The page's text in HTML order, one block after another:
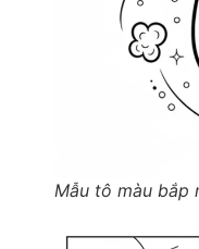
Mẫu tô màu bắp